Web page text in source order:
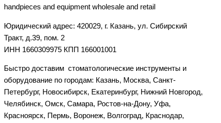
handpieces and equipment wholesale and retail
Юридический адрес: 420029, г. Казань, ул. Сибирский
Тракт, д.39, пом. 2
ИНН 1660309975 КПП 166001001
Быстро доставим стоматологические инструменты и
оборудование по городам: Казань, Москва, Санкт-
Петербург, Новосибирск, Екатеринбург, Нижний Новгород,
Челябинск, Омск, Самара, Ростов-на-Дону, Уфа,
Красноярск, Пермь, Воронеж, Волгоград, Краснодар,